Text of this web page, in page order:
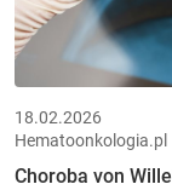
18.02.2026
Hematoonkologia.pl
Choroba von